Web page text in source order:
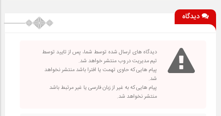
دیدگاه
دیدگاه های ارسال شده توسط شما، پس از تایید توسط
تیم مدیریت در وب منتشر خواهد شد.
پیام هایی که حاوی تهمت یا افترا باشد منتشر نخواهد
شد.
پیام هایی که به غیر از زبان فارسی یا غیر مرتبط باشد
منتشر نخواهد شد.